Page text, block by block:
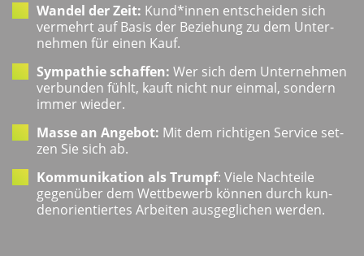
Wan­del der Zeit: Kund*innen ent­schei­den sich
ver­mehrt auf Basis der Bezie­hung zu dem Unter­
neh­men für einen Kauf.
Sym­pa­thie schaf­fen: Wer sich dem Unter­neh­men
ver­bun­den fühlt, kauft nicht nur ein­mal, son­dern
immer wieder.
Mas­se an Ange­bot: Mit dem rich­ti­gen Ser­vice set­
zen Sie sich ab.
Kom­mu­ni­ka­ti­on als Trumpf: Vie­le Nach­tei­le
gegen­über dem Wett­be­werb kön­nen durch kun­
den­ori­en­tier­tes Arbei­ten aus­ge­gli­chen werden.